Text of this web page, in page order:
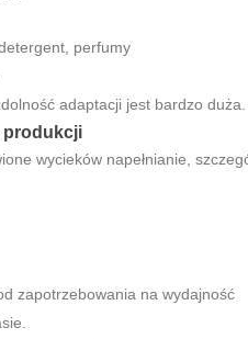
perfumy
adaptacji jest bardzo duża.
produkcji
wycieków napełnianie,
zapotrzebowania na wydajność